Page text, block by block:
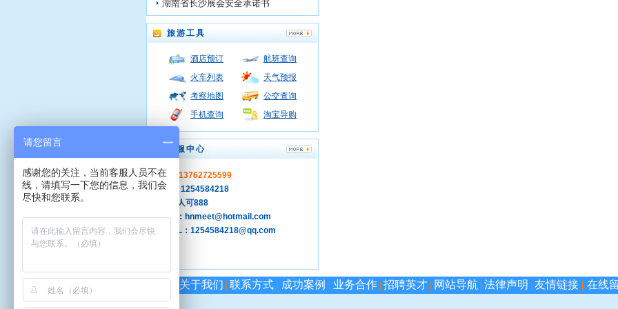
湖南省长沙展会安全承诺书
旅游工具
酒店预订
航班查询
火车列表
天气预报
考察地图
公交查询
手机查询
淘宝导购
客服中心
手机：13762725599
QQ ：1254584218
旺旺: 人可888
MSN：hnmeet@hotmail.com
E-MAIL：1254584218@qq.com
关于我们 | 联系方式 | 成功案例 | 业务合作 | 招聘英才 | 网站导航 | 法律声明 | 友情链接 在线
请您留言
感谢您的关注，当前客服人员不在
线，请填写一下您的信息，我们会
尽快和您联系。